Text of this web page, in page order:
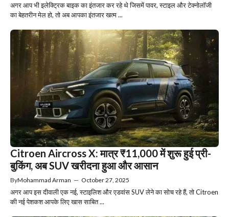
अगर आप भी इलेक्ट्रिक बाइक का इंतजार कर रहे थे जिसमें पावर, स्टाइल और टेक्नोलॉजी
का बेहतरीन मेल हो, तो अब आपका इंतजार खत्म ...
Citroen Aircross X: मात्र ₹11,000 में शुरू हुई प्री-
बुकिंग, अब SUV खरीदना हुआ और आसान
ByMohammad Arman — October 27, 2025
अगर आप इस दीवाली एक नई, स्टाइलिश और एडवांस SUV लेने का सोच रहे हैं, तो Citroen
की नई पेशकश आपके लिए खास साबित ...